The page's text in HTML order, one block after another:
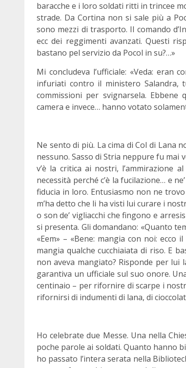
baracche e i loro soldati ritti in trincee
strade. Da Cortina non si sale più a
sono mezzi di trasporto. Il comando
ecc dei reggimenti avanzati. Questi
bastano pel servizio da Pocol in su?…»
Mi concludeva l’ufficiale: «Veda:
infuriati contro il ministero Salandra,
commissioni per svignarsela.
camera e invece… hanno votato
Ne sento di più. La cima di Col di Lana
nessuno. Sasso di Stria neppure fu mai
v’è la critica ai nostri, l’ammirazione
necessità perché c’è la fucilazione… e
fiducia in loro. Entusiasmo non ne
m’ha detto che li ha visti lui curare i
o son de’ vigliacchi che fingono e
si presenta. Gli domandano: «Quanto
«Eem» – «Bene: mangia con noi:
mangia qualche cucchiaiata di riso. E
non aveva mangiato? Risponde per lui
garantiva un ufficiale sul suo onore.
centinaio – per rifornire di scarpe i
rifornirsi di indumenti di lana, di
Ho celebrate due Messe. Una nella
poche parole ai soldati. Quanto hanno
ho passato l’intera serata nella